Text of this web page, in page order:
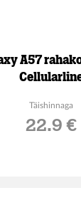
A57
Täishinnaga
22.9 €